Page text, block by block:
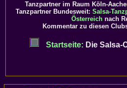
Tanzpartner im Raum Köln-
Tanzpartner Bundesweit: Salsa-
Österreichnach
Kommentar zu diesen
Startseite: Die Salsa-